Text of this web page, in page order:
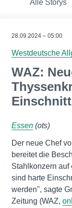
Alle Storys
28.09.2024 – 05:00
Westdeutsche
WAZ:
Essen (ots)
Der neue Chef
bereitet die
Stahlkonzern auf
sind harte
werden", sagte
Zeitung (WAZ,